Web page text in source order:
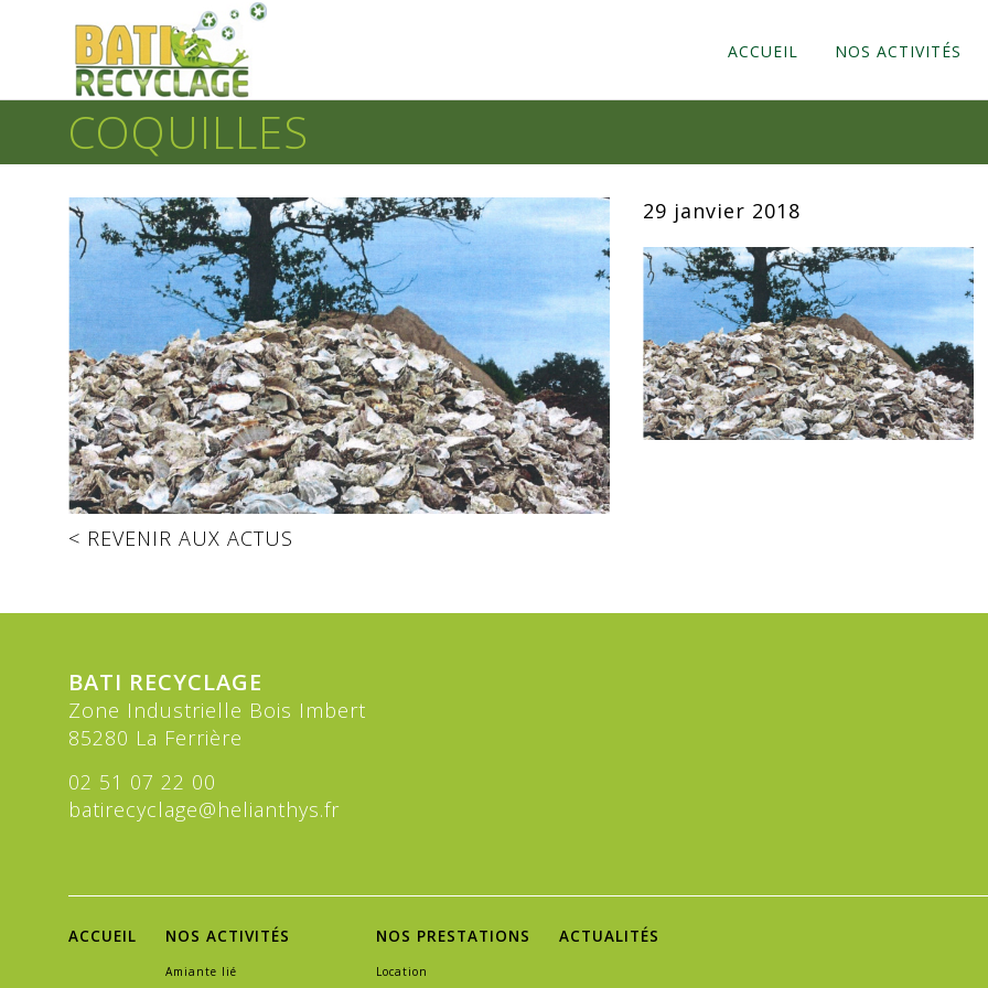
ACCUEIL
NOS ACTIVITÉS
DEEE
EMBALLAGES
GRAVATS
MÉTAUX
PAPIERS/
PLAQUES DE
COQUILLES
29 janvier 2018
< REVENIR AUX ACTUS
BATI RECYCLAGE
Zone Industrielle Bois Imbert
85280 La Ferrière
02 51 07 22 00
batirecyclage@helianthys.fr
ACCUEIL NOS ACTIVITÉS
Amiante lié
NOS PRESTATIONS
Location
ACTUALITÉS